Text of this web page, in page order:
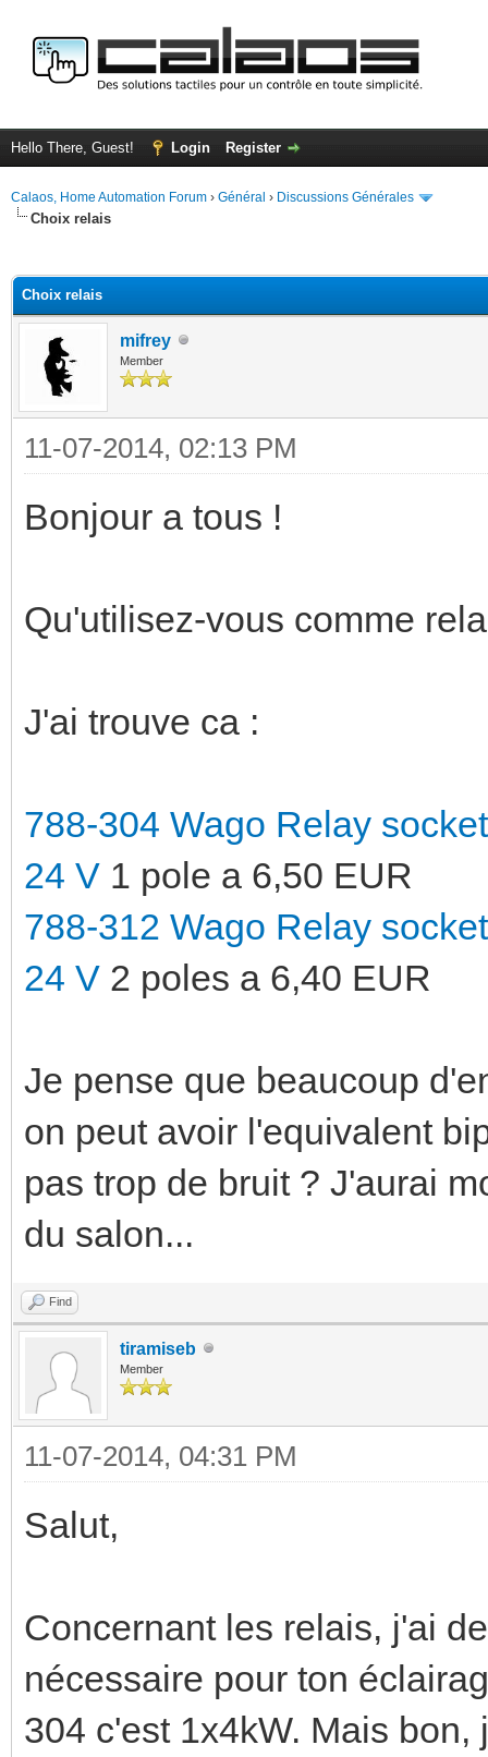
Hello There, Guest! Login Register
Calaos, Home Automation Forum › Général › Discussions Générales
Choix relais
Choix relais
mifrey
Member
11-07-2014, 02:13 PM
Bonjour a tous !
Qu'utilisez-vous comme
J'ai trouve ca :
788-304 Wago Relay
24 V 1 pole a 6,50 EUR
788-312 Wago Relay
24 V 2 poles a 6,40 EUR
Je pense que beaucoup
on peut avoir l'equivalent
pas trop de bruit ? J'aurai
du salon...
Find
tiramiseb
Member
11-07-2014, 04:31 PM
Salut,
Concernant les relais, j'ai
nécessaire pour ton
304 c'est 1x4kW. Mais